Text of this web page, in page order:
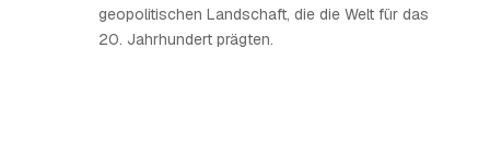
geopolitischen Landschaft, die die Welt für das
20. Jahrhundert prägten.